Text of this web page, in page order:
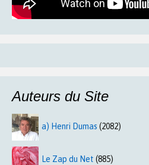
Auteurs du Site
a) Henri Dumas (2082)
Le Zap du Net (885)